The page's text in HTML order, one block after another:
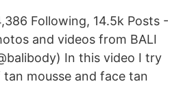
Following, 14.5k Posts -
and videos from BALI
In this video I try
mousse and face tan